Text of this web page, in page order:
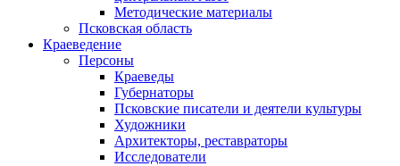
Методические материалы
Псковская область
Краеведение
Персоны
Краеведы
Губернаторы
Псковские писатели и деятели культуры
Художники
Архитекторы, реставраторы
Исследователи